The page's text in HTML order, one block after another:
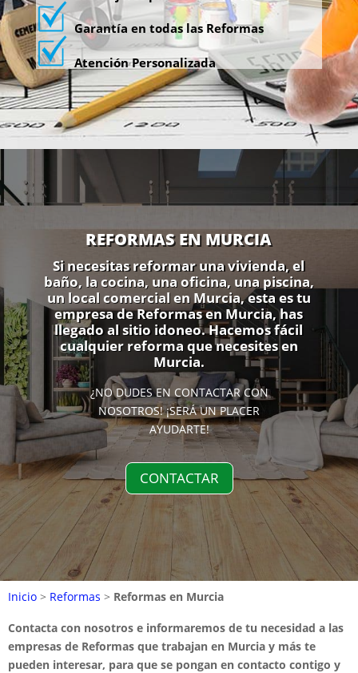
Garantía en todas las Reformas
Atención Personalizada
REFORMAS EN MURCIA
Si necesitas reformar una vivienda, el
baño, la cocina, una oficina, una piscina,
un local comercial en Murcia, esta es tu
empresa de Reformas en Murcia, has
llegado al sitio idoneo. Hacemos fácil
cualquier reforma que necesites en
Murcia.
¿NO DUDES EN CONTACTAR CON
NOSOTROS! ¡SERÁ UN PLACER
AYUDARTE!
CONTACTAR
Inicio > Reformas > Reformas en Murcia
Contacta con nosotros e informaremos de tu necesidad a las
empresas de Reformas que trabajan en Murcia y más te
pueden interesar, para que se pongan en contacto contigo y